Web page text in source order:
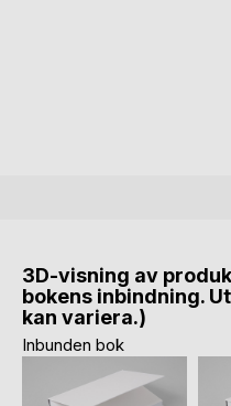
3D-visning av
bokens inbindning.
kan variera.)
Inbunden bok